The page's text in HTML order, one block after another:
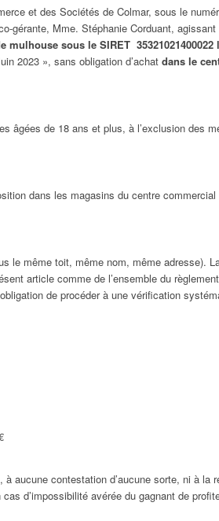
et des Sociétés de Colmar, sous le
gérante, Mme. Stéphanie Corduant,
sous le SIRET
2023 », sans obligation d’achat dans le
âgées de 18 ans et plus, à l’exclusion des
dans les magasins du centre
le même toit, même nom, même adresse).
article comme de l’ensemble du
de procéder à une vérification
aucune contestation d’aucune sorte, ni à la
d’impossibilité avérée du gagnant de